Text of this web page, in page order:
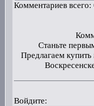
Комментариев всего:
Станьте
Предлагаем
Войдите: